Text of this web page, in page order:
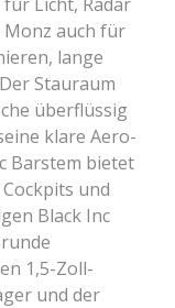
Monz auch für
lange
Stauraum
überflüssig
klare Aero-
Barstem bietet
und
Black Inc
1,5-Zoll-
und der